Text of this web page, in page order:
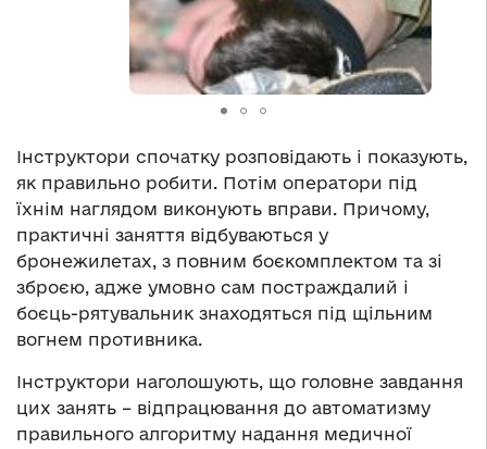
Інструктори спочатку розповідають і показують,
як правильно робити. Потім оператори під
їхнім наглядом виконують вправи. Причому,
практичні заняття відбуваються у
бронежилетах, з повним боєкомплектом та зі
зброєю, адже умовно сам постраждалий і
боєць-рятувальник знаходяться під щільним
вогнем противника.
Інструктори наголошують, що головне завдання
цих занять – відпрацювання до автоматизму
правильного алгоритму надання медичної